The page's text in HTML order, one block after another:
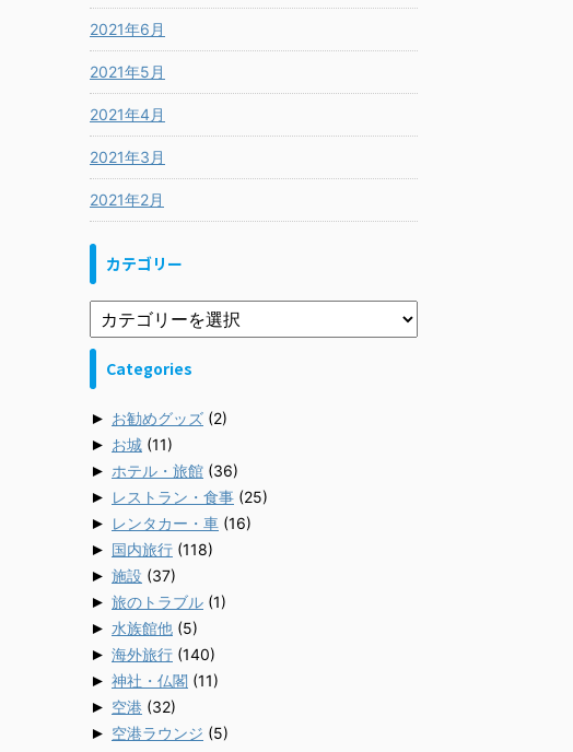
2021年6月
2021年5月
2021年4月
2021年3月
2021年2月
カテゴリー
Categories
► お勧めグッズ (2)
► お城 (11)
► ホテル・旅館 (36)
► レストラン・食事 (25)
► レンタカー・車 (16)
► 国内旅行 (118)
► 施設 (37)
► 旅のトラブル (1)
► 水族館他 (5)
► 海外旅行 (140)
► 神社・仏閣 (11)
► 空港 (32)
► 空港ラウンジ (5)